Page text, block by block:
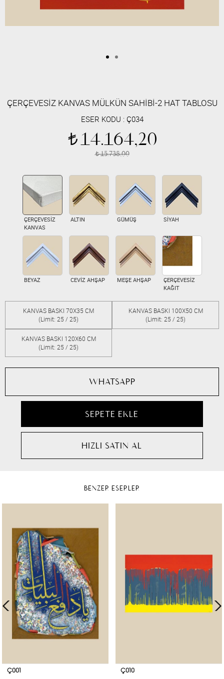
ÇERÇEVESİZ KANVAS MÜLKÜN SAHİBİ-2 HAT TABLOSU
ESER KODU : Ç034
t14.164,20
t15.738,00
ÇERÇEVESİZ
KANVAS
ALTIN GÜMÜŞ SİYAH
BEYAZ CEVİZ AHŞAP MEŞE AHŞAP
ÇERÇEVESİZ
KAĞIT
KANVAS BASKI 70X35 CM
(Limit: 25 / 25)
KANVAS BASKI 100X50 CM
(Limit: 25 / 25)
KANVAS BASKI 120X60 CM
(Limit: 25 / 25)
WHATSAPP
BENZER ESERLER
Ç001 Ç010